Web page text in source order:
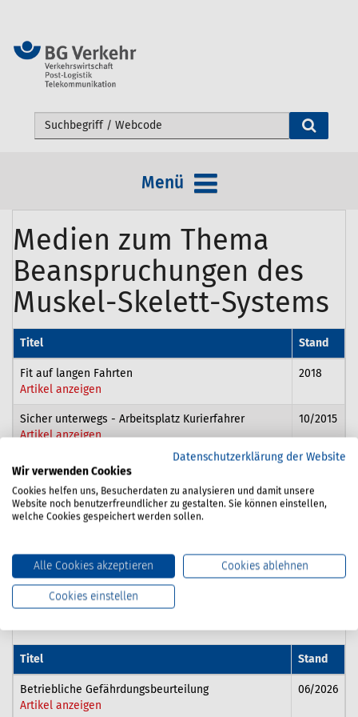
Webseite durchsuchen
Menü
Medien zum Thema
Beanspruchungen des
Muskel-Skelett-Systems
Titel Stand
Fit auf langen Fahrten
Artikel anzeigen
2018
Sicher unterwegs - Arbeitsplatz Kurierfahrer
Artikel anzeigen
10/2015
Tipps zum Ziehen und Schieben von Abfallbehältern
11/2020
Unterweisungskarte A7: Heben und Tragen
Artikel anzeigen
2024
Weitere relevante
Titel Stand
Betriebliche Gefährdungsbeurteilung
Artikel anzeigen
06/2026
Datenschutzerklärung der Website
Wir verwenden Cookies
Cookies helfen uns, Besucherdaten zu analysieren und damit unsere
Website noch benutzerfreundlicher zu gestalten. Sie können einstellen,
welche Cookies gespeichert werden sollen.
Alle Cookies akzeptieren Cookies ablehnen
Cookies einstellen